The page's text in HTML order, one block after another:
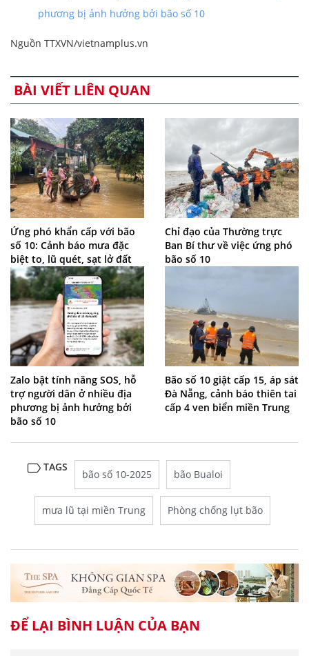
phương bị ảnh hưởng bởi bão số 10
Nguồn TTXVN/vietnamplus.vn
BÀI VIẾT LIÊN QUAN
Ứng phó khẩn cấp với bão
số 10: Cảnh báo mưa đặc
biệt to, lũ quét, sạt lở đất
Chỉ đạo của Thường trực
Ban Bí thư về việc ứng phó
bão số 10
Zalo bật tính năng SOS, hỗ
trợ người dân ở nhiều địa
phương bị ảnh hưởng bởi
bão số 10
Bão số 10 giật cấp 15, áp sát
Đà Nẵng, cảnh báo thiên tai
cấp 4 ven biển miền Trung
TAGS
bão số 10-2025 bão Bualoi
mưa lũ tại miền Trung Phòng chống lụt bão
ĐỂ LẠI BÌNH LUẬN CỦA BẠN